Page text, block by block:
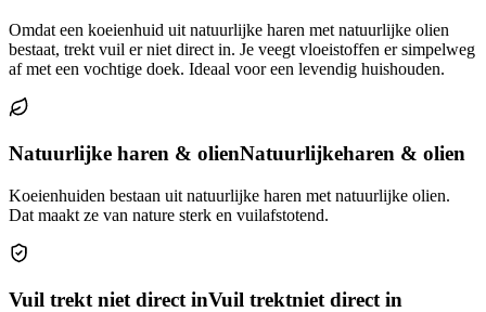
Omdat een koeienhuid uit natuurlijke haren met natuurlijke olien
bestaat, trekt vuil er niet direct in. Je veegt vloeistoffen er simpelweg
af met een vochtige doek. Ideaal voor een levendig huishouden.
Natuurlijke haren & olienNatuurlijkeharen & olien
Koeienhuiden bestaan uit natuurlijke haren met natuurlijke olien.
Dat maakt ze van nature sterk en vuilafstotend.
Vuil trekt niet direct inVuil trektniet direct in